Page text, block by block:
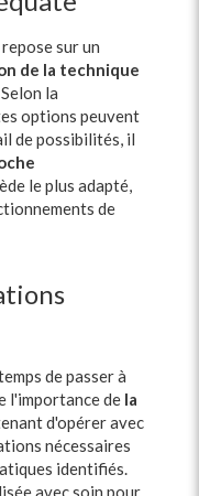
sur un
de la technique
la
options peuvent
de possibilités, il
le plus adapté,
de
de passer à
l'importance de la
d'opérer avec
nécessaires
identifiés.
avec soin pour